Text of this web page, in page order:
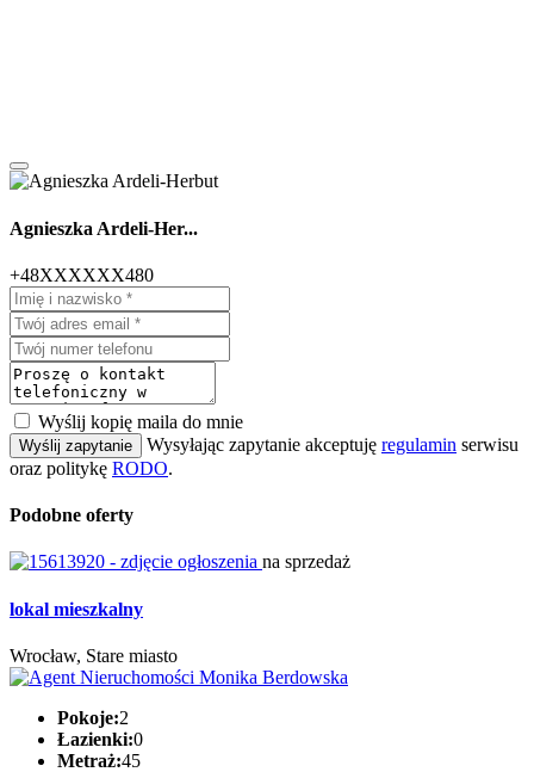
Agnieszka Ardeli-Her...
+48XXXXXX480
Wyślij kopię maila do mnie
Wyślij zapytanie Wysyłając zapytanie akceptuję regulamin serwisu
oraz politykę RODO.
Podobne oferty
na sprzedaż
lokal mieszkalny
Wrocław, Stare miasto
Pokoje:2
Łazienki:0
Metraż:45